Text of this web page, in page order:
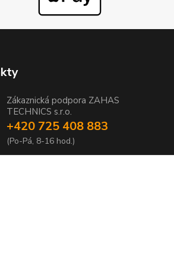
Zákaznická podpora ZAHAS
TECHNICS s.r.o.
+420 725 408 883
(Po-Pá, 8-16 hod.)